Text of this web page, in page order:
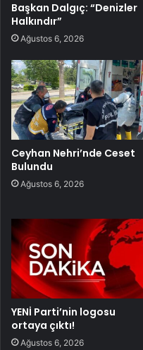
Başkan Dalgıç: “Denizler
Halkındır”
Ağustos 6, 2026
Ceyhan Nehri’nde Ceset
Bulundu
Ağustos 6, 2026
YENİ Parti’nin logosu
ortaya çıktı!
Ağustos 6, 2026